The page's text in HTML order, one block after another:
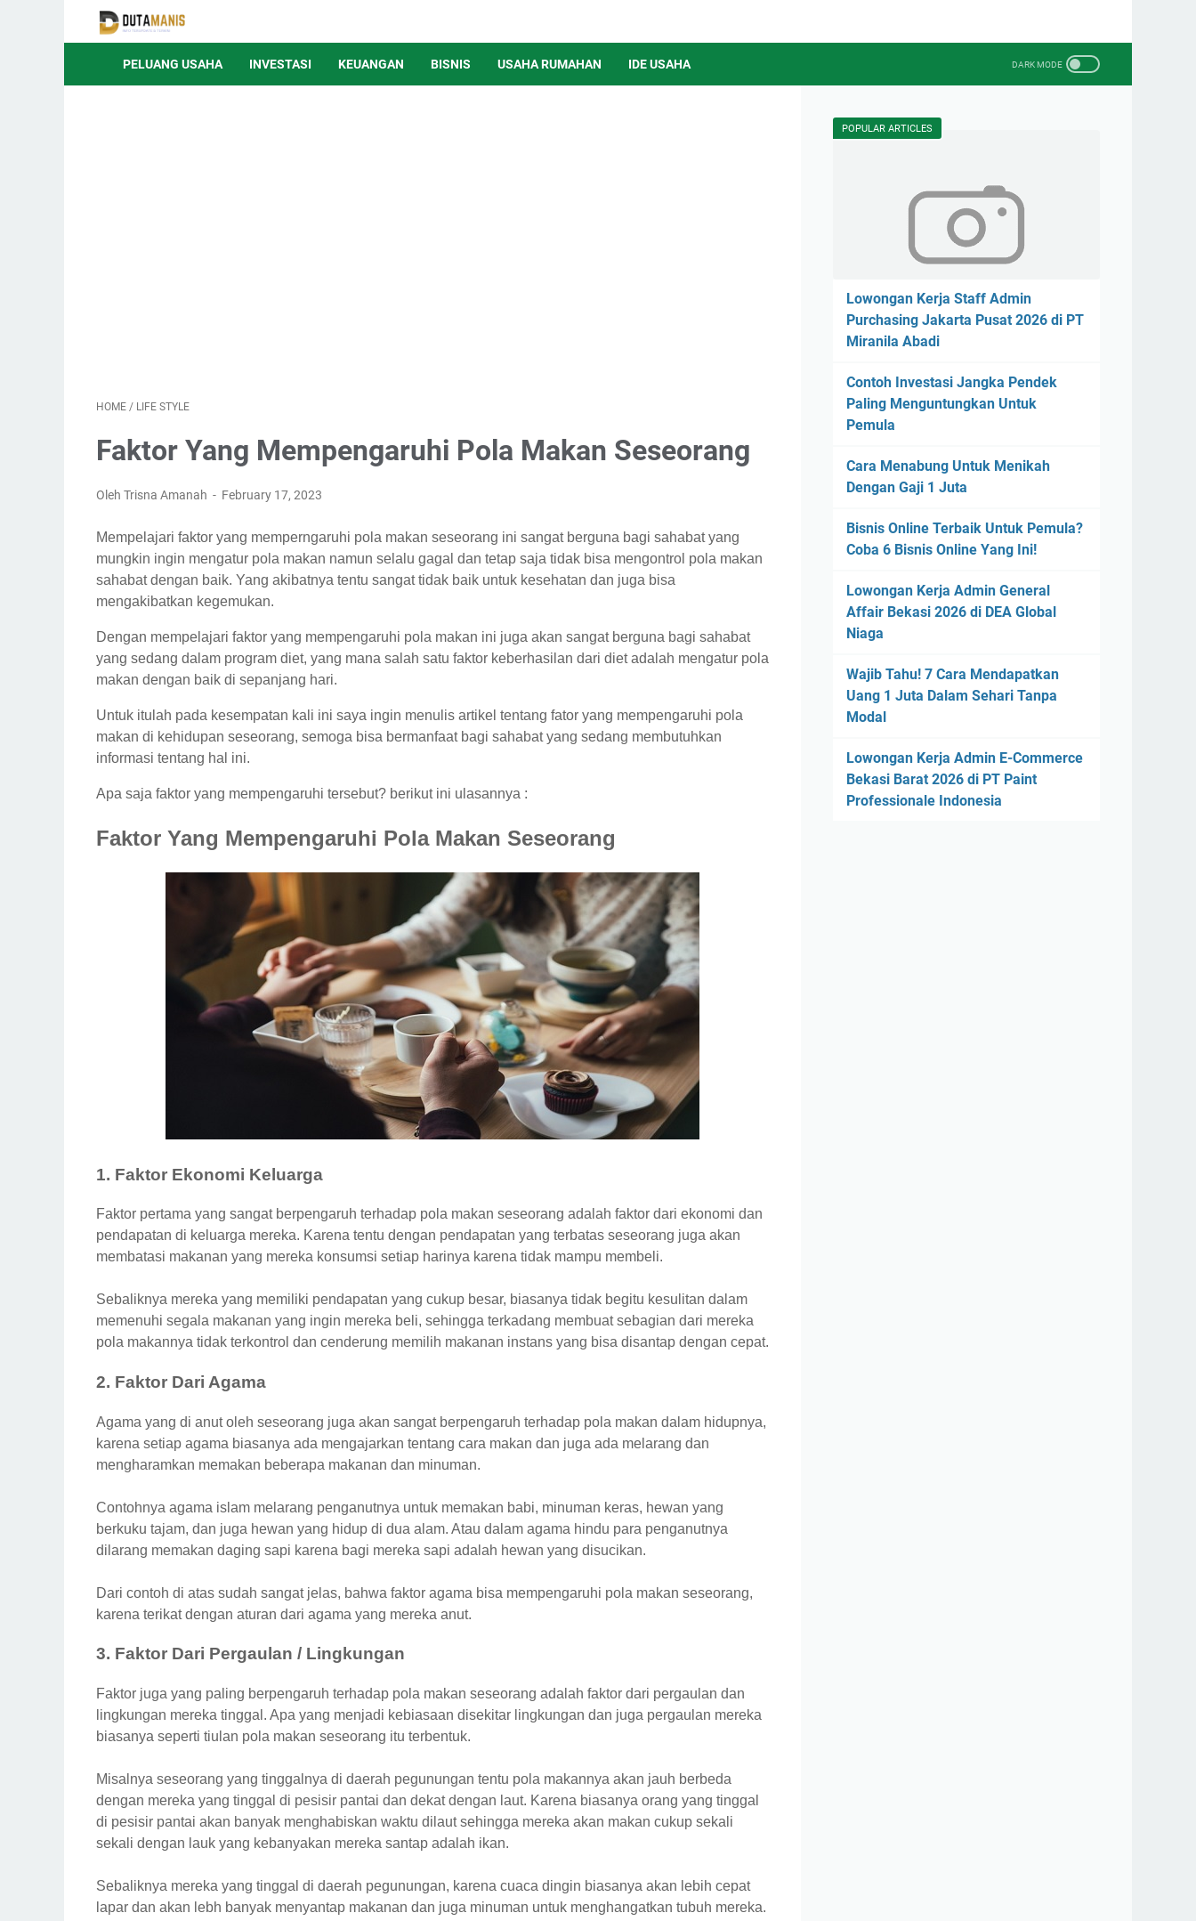
PELUANG USAHA INVESTASI KEUANGAN BISNIS USAHA RUMAHAN IDE USAHA
HOME / LIFE STYLE
Faktor Yang Mempengaruhi Pola Makan Seseorang
Oleh Trisna Amanah February 17, 2023
Mempelajari faktor yang memperngaruhi pola makan seseorang ini sangat berguna bagi sahabat yang
mungkin ingin mengatur pola makan namun selalu gagal dan tetap saja tidak bisa mengontrol pola makan
sahabat dengan baik. Yang akibatnya tentu sangat tidak baik untuk kesehatan dan juga bisa
mengakibatkan kegemukan.
Dengan mempelajari faktor yang mempengaruhi pola makan ini juga akan sangat berguna bagi sahabat
yang sedang dalam program diet, yang mana salah satu faktor keberhasilan dari diet adalah mengatur pola
makan dengan baik di sepanjang hari.
Untuk itulah pada kesempatan kali ini saya ingin menulis artikel tentang fator yang mempengaruhi pola
makan di kehidupan seseorang, semoga bisa bermanfaat bagi sahabat yang sedang membutuhkan
informasi tentang hal ini.
Apa saja faktor yang mempengaruhi tersebut? berikut ini ulasannya :
Faktor Yang Mempengaruhi Pola Makan Seseorang
1. Faktor Ekonomi Keluarga
Faktor pertama yang sangat berpengaruh terhadap pola makan seseorang adalah faktor dari ekonomi dan
pendapatan di keluarga mereka. Karena tentu dengan pendapatan yang terbatas seseorang juga akan
membatasi makanan yang mereka konsumsi setiap harinya karena tidak mampu membeli.
Sebaliknya mereka yang memiliki pendapatan yang cukup besar, biasanya tidak begitu kesulitan dalam
memenuhi segala makanan yang ingin mereka beli, sehingga terkadang membuat sebagian dari mereka
pola makannya tidak terkontrol dan cenderung memilih makanan instans yang bisa disantap dengan cepat.
2. Faktor Dari Agama
Agama yang di anut oleh seseorang juga akan sangat berpengaruh terhadap pola makan dalam hidupnya,
karena setiap agama biasanya ada mengajarkan tentang cara makan dan juga ada melarang dan
mengharamkan memakan beberapa makanan dan minuman.
Contohnya agama islam melarang penganutnya untuk memakan babi, minuman keras, hewan yang
berkuku tajam, dan juga hewan yang hidup di dua alam. Atau dalam agama hindu para penganutnya
dilarang memakan daging sapi karena bagi mereka sapi adalah hewan yang disucikan.
Dari contoh di atas sudah sangat jelas, bahwa faktor agama bisa mempengaruhi pola makan seseorang,
karena terikat dengan aturan dari agama yang mereka anut.
3. Faktor Dari Pergaulan / Lingkungan
Faktor juga yang paling berpengaruh terhadap pola makan seseorang adalah faktor dari pergaulan dan
lingkungan mereka tinggal. Apa yang menjadi kebiasaan disekitar lingkungan dan juga pergaulan mereka
biasanya seperti tiulan pola makan seseorang itu terbentuk.
Misalnya seseorang yang tinggalnya di daerah pegunungan tentu pola makannya akan jauh berbeda
dengan mereka yang tinggal di pesisir pantai dan dekat dengan laut. Karena biasanya orang yang tinggal
di pesisir pantai akan banyak menghabiskan waktu dilaut sehingga mereka akan makan cukup sekali
sekali dengan lauk yang kebanyakan mereka santap adalah ikan.
Sebaliknya mereka yang tinggal di daerah pegunungan, karena cuaca dingin biasanya akan lebih cepat
lapar dan akan lebh banyak menyantap makanan dan juga minuman untuk menghangatkan tubuh mereka.
POPULAR ARTICLES
Lowongan Kerja Staff Admin
Purchasing Jakarta Pusat 2026 di PT
Miranila Abadi
Contoh Investasi Jangka Pendek
Paling Menguntungkan Untuk
Pemula
Cara Menabung Untuk Menikah
Dengan Gaji 1 Juta
Bisnis Online Terbaik Untuk Pemula?
Coba 6 Bisnis Online Yang Ini!
Lowongan Kerja Admin General
Affair Bekasi 2026 di DEA Global
Niaga
Wajib Tahu! 7 Cara Mendapatkan
Uang 1 Juta Dalam Sehari Tanpa
Modal
Lowongan Kerja Admin E-Commerce
Bekasi Barat 2026 di PT Paint
Professionale Indonesia